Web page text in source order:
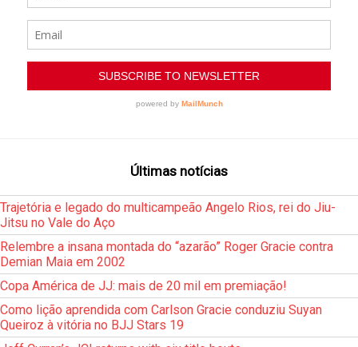
Últimas notícias
Trajetória e legado do multicampeão Angelo Rios, rei do Jiu-
Jitsu no Vale do Aço
Relembre a insana montada do “azarão” Roger Gracie contra
Demian Maia em 2002
Copa América de JJ: mais de 20 mil em premiação!
Como lição aprendida com Carlson Gracie conduziu Suyan
Queiroz à vitória no BJJ Stars 19